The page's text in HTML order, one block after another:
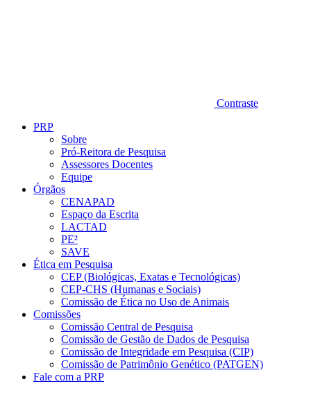
Contraste
PRP
Sobre
Pró-Reitora de Pesquisa
Assessores Docentes
Equipe
Órgãos
CENAPAD
Espaço da Escrita
LACTAD
PE²
SAVE
Ética em Pesquisa
CEP (Biológicas, Exatas e Tecnológicas)
CEP-CHS (Humanas e Sociais)
Comissão de Ética no Uso de Animais
Comissões
Comissão Central de Pesquisa
Comissão de Gestão de Dados de Pesquisa
Comissão de Integridade em Pesquisa (CIP)
Comissão de Patrimônio Genético (PATGEN)
Fale com a PRP